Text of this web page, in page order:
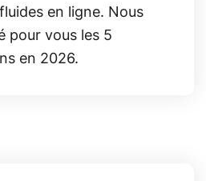
en ligne. Nous
pour vous les 5
en 2026.